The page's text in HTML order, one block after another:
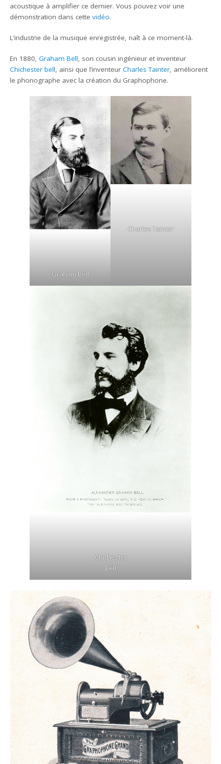
acoustique à amplifier ce dernier. Vous pouvez voir une
démonstration dans cettevidéo.
L’industrie de la musique enregistrée, naît à ce moment-là.
En 1880,Graham Bell, son cousin ingénieur et inventeur
Chichester bell, ainsi que l’inventeurCharles Tainter, améliorent
le phonographe avec la création du Graphophone.
Graham Bell
Charles Tainter
Chichester
Bell